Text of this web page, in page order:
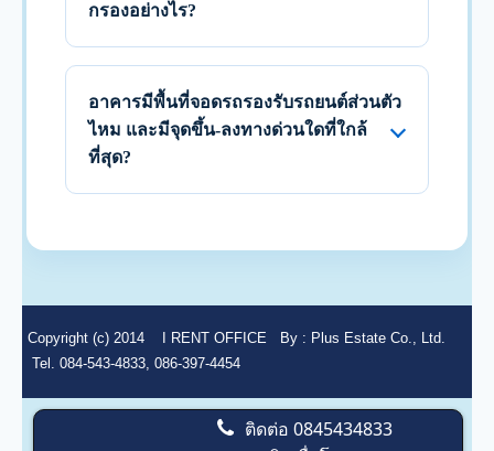
กรองอย่างไร?
อาคารมีพื้นที่จอดรถรองรับรถยนต์ส่วนตัว
ไหม และมีจุดขึ้น-ลงทางด่วนใดที่ใกล้
ที่สุด?
Copyright (c) 2014 I RENT OFFICE By : Plus Estate Co., Ltd.
Tel. 084-543-4833, 086-397-4454
ติดต่อ 0845434833